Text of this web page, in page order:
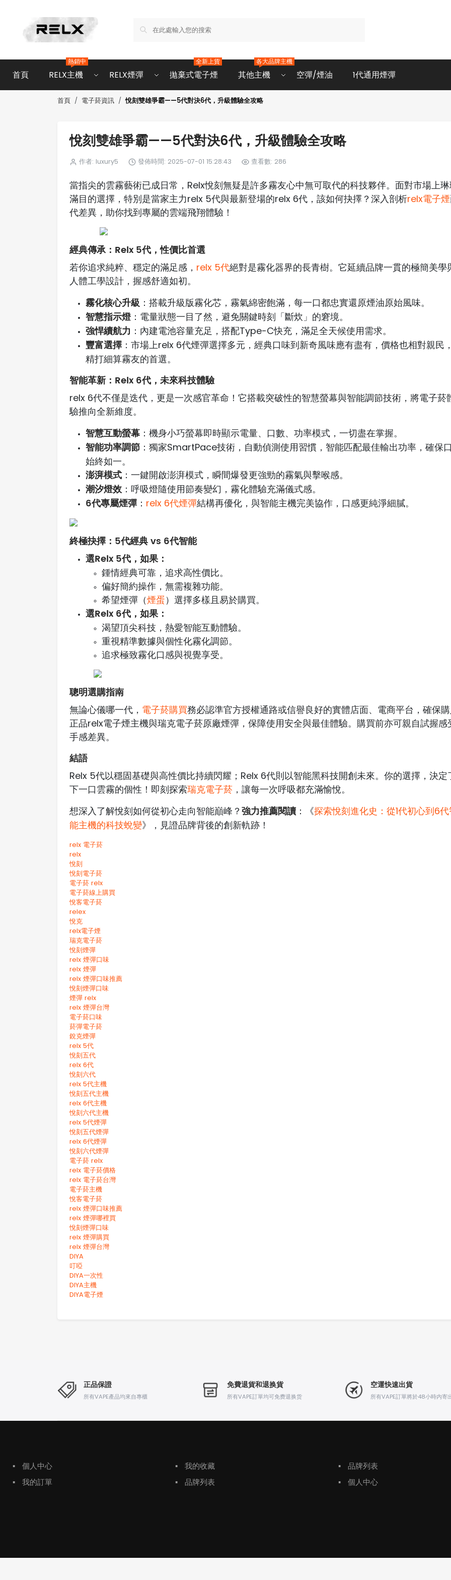
首頁 RELX主機
熱銷中
RELX煙彈 拋棄式電子煙
全新上貨
其他主機
各大品牌主機
空彈/煙油 1代通用煙彈
首頁 電子菸資訊 悅刻雙雄爭霸——5代對決6代，升級體驗全攻略
悅刻雙雄爭霸——5代對決6代，升級體驗全攻略
作者: luxury5 發佈時間: 2025-07-01 15:28:43 查看數: 286
當指尖的雲霧藝術已成日常，Relx悅刻無疑是許多霧友心中無可取代的科技夥伴。面對市場上
滿目的選擇，特別是當家主力relx 5代與最新登場的relx 6代，該如何抉擇？深入剖析relx電子煙
代差異，助你找到專屬的雲端飛翔體驗！
經典傳承：Relx 5代，性價比首選
若你追求純粹、穩定的滿足感， relx 5代絕對是霧化器界的長青樹。它延續品牌一貫的極簡美學
人體工學設計，握感舒適如初。
霧化核心升級：搭載升級版霧化芯，霧氣綿密飽滿，每一口都忠實還原煙油原始風味。
智慧指示燈：電量狀態一目了然，避免關鍵時刻「斷炊」的窘境。
強悍續航力 ：內建電池容量充足，搭配Type-C快充，滿足全天候使用需求。
豐富選擇 ：市場上relx 6代煙彈選擇多元，經典口味到新奇風味應有盡有，價格也相對親民
精打細算霧友的首選。
智能革新：Relx 6代，未來科技體驗
relx 6代不僅是迭代，更是一次感官革命！它搭載突破性的智慧螢幕與智能調節技術，將電子菸
驗推向全新維度。
智慧互動螢幕 ：機身小巧螢幕即時顯示電量、口數、功率模式，一切盡在掌握。
智能功率調節 ：獨家SmartPace技術，自動偵測使用習慣，智能匹配最佳輸出功率，確保
始終如一。
澎湃模式 ：一鍵開啟澎湃模式，瞬間爆發更強勁的霧氣與擊喉感。
潮汐燈效：呼吸燈隨使用節奏變幻，霧化體驗充滿儀式感。
6代專屬煙彈 ： relx 6代煙彈結構再優化，與智能主機完美協作，口感更純淨細膩。
終極抉擇：5代經典 vs 6代智能
選Relx 5代，如果：
鍾情經典可靠，追求高性價比。
偏好簡約操作，無需複雜功能。
希望煙彈（煙蛋）選擇多樣且易於購買。
選Relx 6代，如果：
渴望頂尖科技，熱愛智能互動體驗。
重視精準數據與個性化霧化調節。
追求極致霧化口感與視覺享受。
聰明選購指南
無論心儀哪一代， 電子菸購買務必認準官方授權通路或信譽良好的實體店面、電商平台，確保
正品relx電子煙主機與瑞克電子菸原廠煙彈，保障使用安全與最佳體驗。購買前亦可親自試握感
手感差異。
結語
Relx 5代以穩固基礎與高性價比持續閃耀；Relx 6代則以智能黑科技開創未來。你的選擇，決定
下一口雲霧的個性！即刻探索瑞克電子菸 ，讓每一次呼吸都充滿愉悅。
想深入了解悅刻如何從初心走向智能巔峰？ 強力推薦閱讀 ：《探索悅刻進化史：從1代初心到6代
能主機的科技蛻變》，見證品牌背後的創新軌跡！
relx 電子菸
relx
悅刻
悅刻電子菸
電子菸 relx
電子菸線上購買
悅客電子菸
relex
悅克
relx電子煙
瑞克電子菸
悅刻煙彈
relx 煙彈口味
relx 煙彈
relx 煙彈口味推薦
悅刻煙彈口味
煙彈 relx
relx 煙彈台灣
電子菸口味
菸彈電子菸
銳克煙彈
relx 5代
悅刻五代
relx 6代
悅刻六代
relx 5代主機
悅刻五代主機
relx 6代主機
悅刻六代主機
relx 5代煙彈
悅刻五代煙彈
relx 6代煙彈
悅刻六代煙彈
電子菸 relx
relx 電子菸價格
relx 電子菸台灣
電子菸主機
悅客電子菸
relx 煙彈口味推薦
relx 煙彈哪裡買
悅刻煙彈口味
relx 煙彈購買
relx 煙彈台灣
DIYA
叮啞
DIYA一次性
DIYA主機
DIYA電子煙
正品保證
所有VAPE產品均來自專櫃
免費退貨和退换貨
所有VAPE訂單均可免费退换货
空運快速出貨
所有VAPE訂單將於48小時内寄
▪
個人中心
▪
我的訂單
▪
我的收藏
▪
品牌列表
▪
品牌列表
▪
個人中心